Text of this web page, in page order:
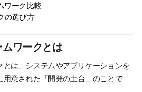
ワーク比較
の選び方
ワークとは
とは、システムやアプリケーションを
用意された「開発の土台」のことで